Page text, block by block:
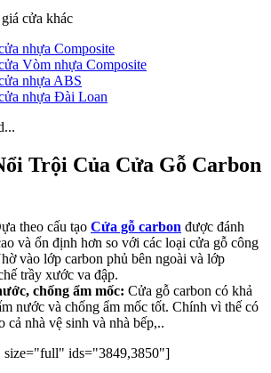
cửa khác
nhựa Composite
Vòm nhựa Composite
nhựa ABS
nhựa Đài Loan
Trội Của Cửa Gỗ Carbon
theo cấu tạo Cửa gỗ carbon được đánh
và ổn định hơn so với các loại cửa gỗ công
vào lớp carbon phủ bên ngoài và lớp
trầy xước va đập.
chống ẩm mốc: Cửa gỗ carbon có khả
nước và chống ẩm mốc tốt. Chính vì thế có
cả nhà vệ sinh và nhà bếp,..
size="full" ids="3849,3850"]